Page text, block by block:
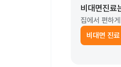
비대면진료
집에서 편하
비대면 진